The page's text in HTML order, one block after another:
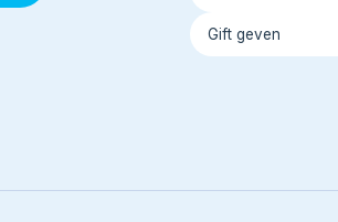
Gift geven